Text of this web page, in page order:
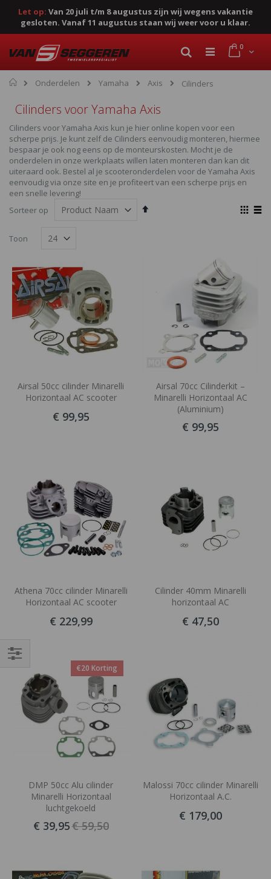
Let op: Van 20 juli t/m 8 augustus zijn wij wegens vakantie
gesloten. Vanaf 11 augustus staan wij weer voor u klaar.
naar
de
inhoud
Cart
0
Zoek
Home
Onderdelen Yamaha Axis Cilinders
Cilinders voor Yamaha Axis
Cilinders voor Yamaha Axis kun je hier online kopen voor een
scherpe prijs. Je kunt zelf de Cilinders eenvoudig monteren, hiermee
bespaar je ook nog eens op de monteurskosten. Mocht je de
onderdelen in onze werkplaats willen laten monteren dan kan dit
uiteraard ook. Bestel al je scooteronderdelen voor de Yamaha Axis
eenvoudig via onze site en je profiteert van een scherpe prijs en
een snelle levering!
Sorteer op
Van
Toon
Airsal 50cc cilinder Minarelli
Horizontaal AC scooter
€ 99,95
Airsal 70cc Cilinderkit –
Minarelli Horizontaal AC
(Aluminium)
€ 99,95
Athena 70cc cilinder Minarelli
Horizontaal AC scooter
€ 229,99
Cilinder 40mm Minarelli
horizontaal AC
€ 47,50
€20 Korting
DMP 50cc Alu cilinder
Minarelli Horizontaal
luchtgekoeld
€ 39,95€ 59,50
Malossi 70cc cilinder Minarelli
Horizontaal A.C.
€ 179,00
Filteren